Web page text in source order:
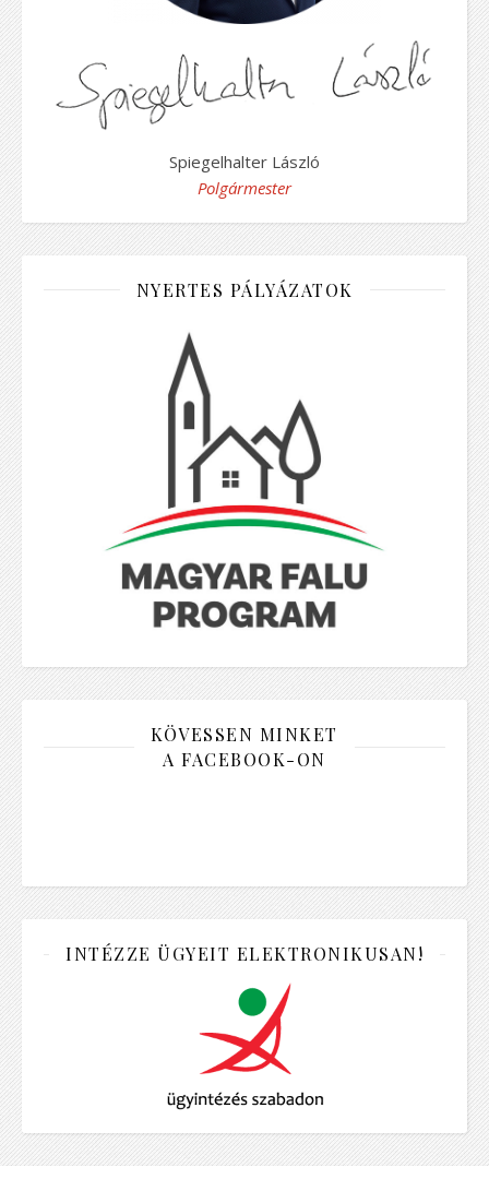
Spiegelhalter László
Polgármester
NYERTES PÁLYÁZATOK
KÖVESSEN MINKET
A FACEBOOK-ON
INTÉZZE ÜGYEIT ELEKTRONIKUSAN!